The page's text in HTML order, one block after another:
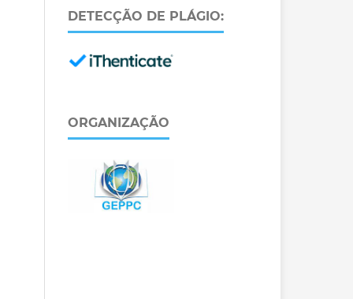
DETECÇÃO DE PLÁGIO:
ORGANIZAÇÃO